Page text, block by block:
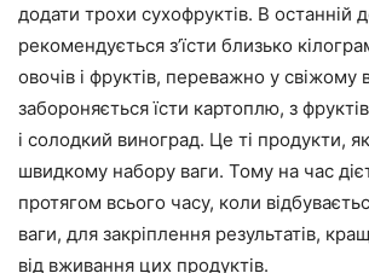
додати трохи сухофруктів. В останній
рекомендується з’їсти близько
овочів і фруктів, переважно у свіжому
забороняється їсти картоплю, з
і солодкий виноград. Це ті продукти,
швидкому набору ваги. Тому на час
протягом всього часу, коли
ваги, для закріплення результатів,
від вживання цих продуктів.